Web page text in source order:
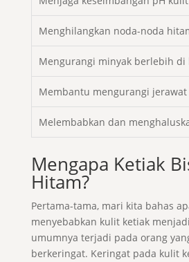
Menghilangkan noda-noda
Mengurangi minyak berlebih di
Membantu mengurangi jerawat
Melembabkan dan
Mengapa Ketiak
Hitam?
Pertama-tama, mari kita bahas
menyebabkan kulit ketiak
umumnya terjadi pada orang
berkeringat. Keringat pada kulit